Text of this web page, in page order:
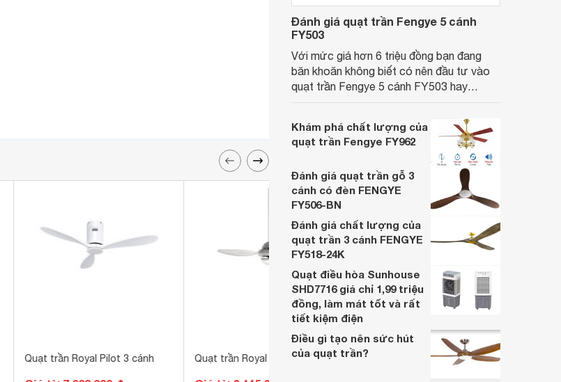
Quạt trần Royal Pilot 3 cánh Quạt trần Royal 2 cánh Libellula
Quạt trần đèn Mountain Air 4
Đánh giá quạt trần Fengye 5 cánh
FY503
Với mức giá hơn 6 triệu đồng bạn đang
băn khoăn không biết có nên đầu tư vào
quạt trần Fengye 5 cánh FY503 hay
Khám phá chất lượng của
quạt trần Fengye FY962
Đánh giá quạt trần gỗ 3
cánh có đèn FENGYE
FY506-BN
Đánh giá chất lượng của
quạt trần 3 cánh FENGYE
FY518-24K
Quạt điều hòa Sunhouse
SHD7716 giá chỉ 1,99 triệu
đồng, làm mát tốt và rất
tiết kiệm điện
Điều gì tạo nên sức hút
của quạt trần?